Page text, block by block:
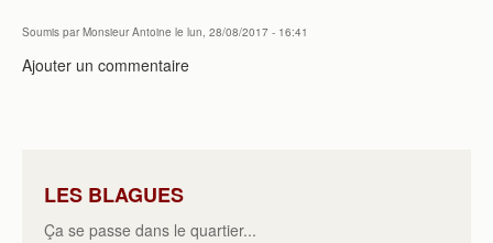
Soumis parMonsieur Antoine le lun, 28/08/2017 - 16:41
Ajouter un commentaire
LES BLAGUES
Ça se passe dans le quartier...